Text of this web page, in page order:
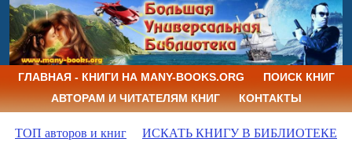
ГЛАВНАЯ - КНИГИ НА MANY-BOOKS.ORG
ПОИСК КНИГ
АВТОРАМ И ЧИТАТЕЛЯМ КНИГ
КОНТАКТЫ
ТОП авторов и книг ИСКАТЬ КНИГУ В БИБЛИОТЕКЕ